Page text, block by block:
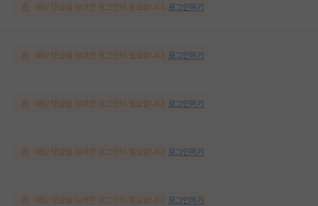
해당 댓글을 보려면 로그인이 필요합니다. 로그인하기
해당 댓글을 보려면 로그인이 필요합니다. 로그인하기
해당 댓글을 보려면 로그인이 필요합니다. 로그인하기
해당 댓글을 보려면 로그인이 필요합니다. 로그인하기
해당 댓글을 보려면 로그인이 필요합니다. 로그인하기